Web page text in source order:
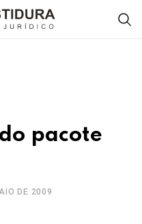
pacote
DE 2009